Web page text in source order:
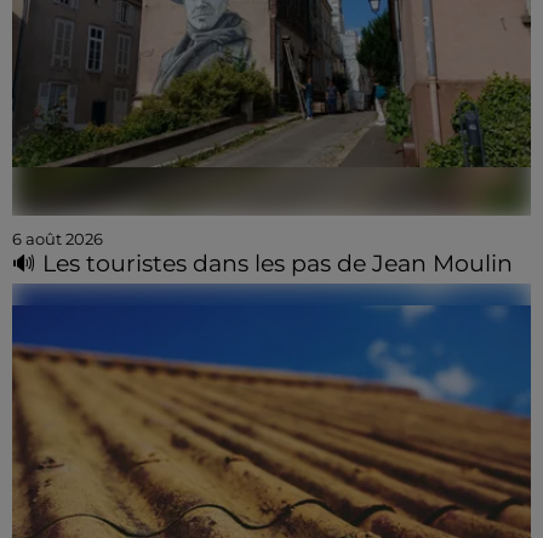
6 août 2026
🔊 Les touristes dans les pas de Jean Moulin